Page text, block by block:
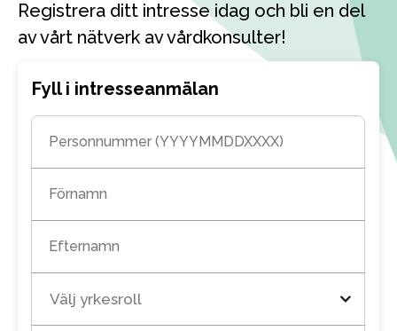
Registrera ditt intresse idag och bli en del
av vårt nätverk av vårdkonsulter!
Fyll i intresseanmälan
Personnummer (YYYYMMDDXXXX)
Förnamn
Efternamn
Välj yrkesroll